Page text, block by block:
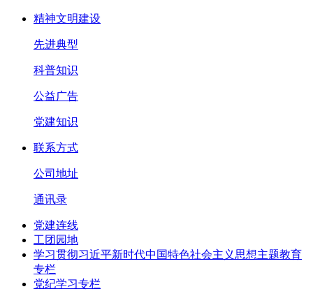
精神文明建设
先进典型
科普知识
公益广告
党建知识
联系方式
公司地址
通讯录
党建连线
工团园地
学习贯彻习近平新时代中国特色社会主义思想主题教育
专栏
党纪学习专栏